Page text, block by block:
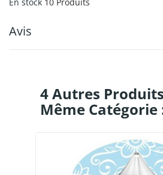
Avis
4 Autres
Même Catégorie